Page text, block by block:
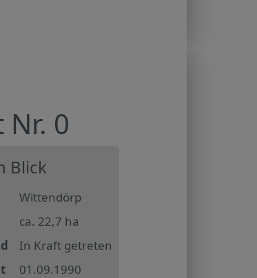
0
Blick
Wittendörp
ca. 22,7 ha
In Kraft getreten
01.09.1990